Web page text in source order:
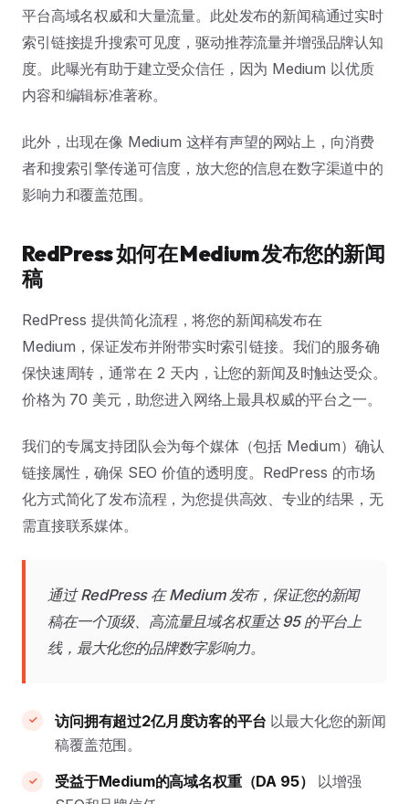
平台高域名权威和大量流量。此处发布的新闻稿通过实时
索引链接提升搜索可见度，驱动推荐流量并增强品牌认知
度。此曝光有助于建立受众信任，因为 Medium 以优质
内容和编辑标准著称。
此外，出现在像 Medium 这样有声望的网站上，向消费
者和搜索引擎传递可信度，放大您的信息在数字渠道中的
影响力和覆盖范围。
RedPress 如何在 Medium 发布您的新闻
稿
RedPress 提供简化流程，将您的新闻稿发布在
Medium，保证发布并附带实时索引链接。我们的服务确
保快速周转，通常在 2 天内，让您的新闻及时触达受众。
价格为 70 美元，助您进入网络上最具权威的平台之一。
我们的专属支持团队会为每个媒体（包括 Medium）确认
链接属性，确保 SEO 价值的透明度。RedPress 的市场
化方式简化了发布流程，为您提供高效、专业的结果，无
需直接联系媒体。
通过 RedPress 在 Medium 发布，保证您的新闻
稿在一个顶级、高流量且域名权重达 95 的平台上
线，最大化您的品牌数字影响力。
访问拥有超过2亿月度访客的平台 以最大化您的新闻
稿覆盖范围。
受益于Medium的高域名权重（DA 95）
以增强